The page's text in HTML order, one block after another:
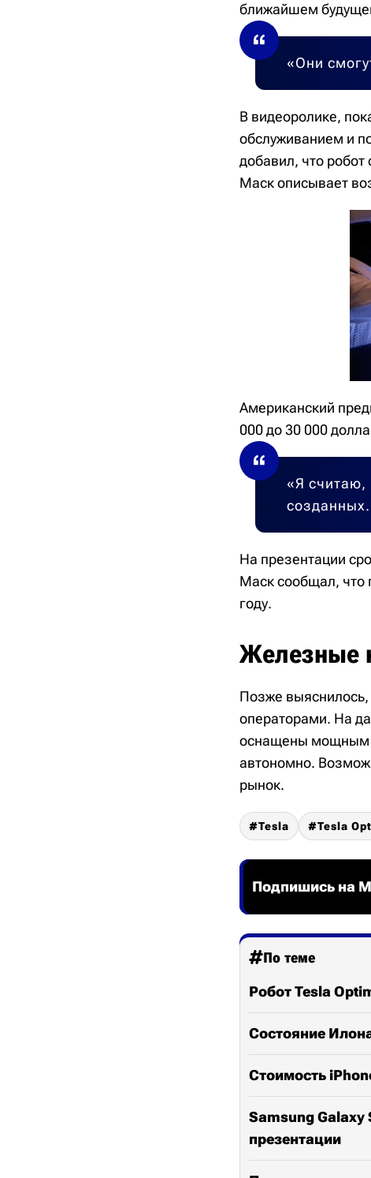
ближайшем
«Они
В видеоролике,
обслуживанием и
добавил, что робот
Маск описывает
Американский
000 до 30 000
«Я считаю,
На презентации
Маск сообщал, что
году.
Железные
Позже выяснилось,
операторами. На
оснащены мощным
автономно.
рынок.
Tesla Tesla
Подпишись на
По теме
Робот Tesla
Состояние
Стоимость
Samsung Galaxy
презентации